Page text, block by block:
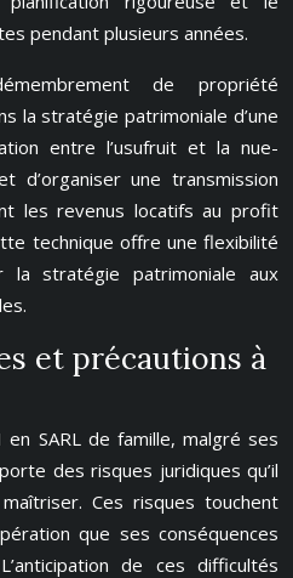
pendant plusieurs années.
de propriété
la stratégie patrimoniale d’une
entre l’usufruit et la nue-
d’organiser une transmission
les revenus locatifs au profit
technique offre une flexibilité
la stratégie patrimoniale aux
et précautions à
en SARL de famille, malgré ses
des risques juridiques qu’il
Ces risques touchent
que ses conséquences
de ces difficultés